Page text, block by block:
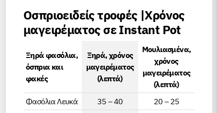
Οσπριοειδείς τροφές |Χρόνος
μαγειρέματος σε Instant Pot
Ξηρά φασόλια,
όσπρια και
φακές
Ξηρά, χρόνος
μαγειρέματος
(λεπτά)
Μουλιασμένα,
χρόνος
μαγειρέματος
(λεπτά)
Φασόλια Λευκά
35 – 40
20 – 25